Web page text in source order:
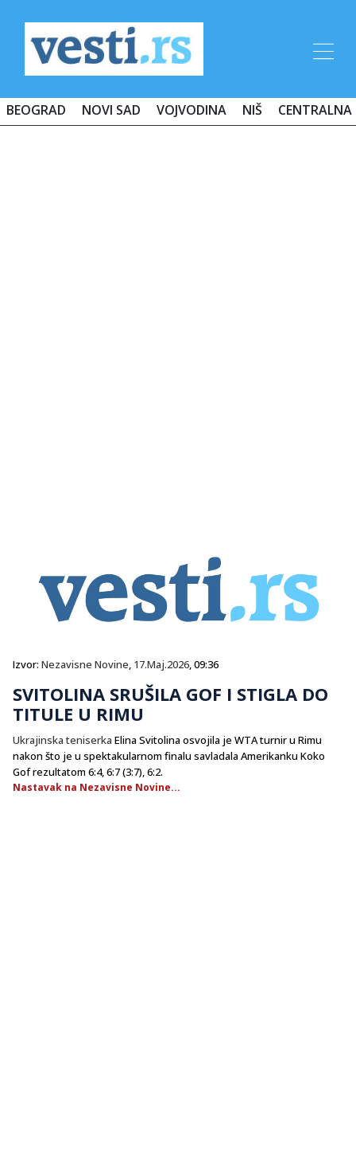
BEOGRAD NOVI SAD VOJVODINA NIŠ CENTRALNA
Izvor: Nezavisne Novine, 17.Maj.2026, 09:36
SVITOLINA SRUŠILA GOF I STIGLA DO
TITULE U RIMU
Ukrajinska teniserka Elina Svitolina osvojila je WTA turnir u Rimu
nakon što je u spektakularnom finalu savladala Amerikanku Koko
Gof rezultatom 6:4, 6:7 (3:7), 6:2.
Nastavak na Nezavisne Novine...